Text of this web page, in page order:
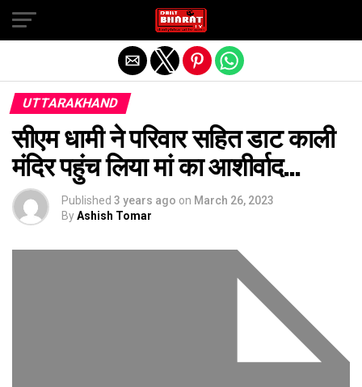
UTTARAKHAND
सीएम धामी ने परिवार सहित डाट काली
मंदिर पहुंच लिया मां का आशीर्वाद…
Published 3 years ago on March 26, 2023
ByAshish Tomar
Exit mobile version